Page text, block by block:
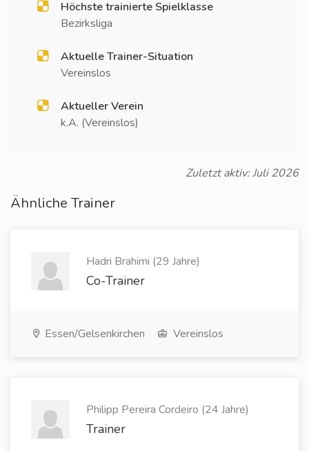
Höchste trainierte Spielklasse
Bezirksliga
Aktuelle Trainer-Situation
Vereinslos
Aktueller Verein
k.A. (Vereinslos)
Zuletzt aktiv: Juli 2026
Ähnliche Trainer
Hadri Brahimi (29 Jahre)
Co-Trainer
Essen/Gelsenkirchen Vereinslos
Philipp Pereira Cordeiro (24 Jahre)
Trainer